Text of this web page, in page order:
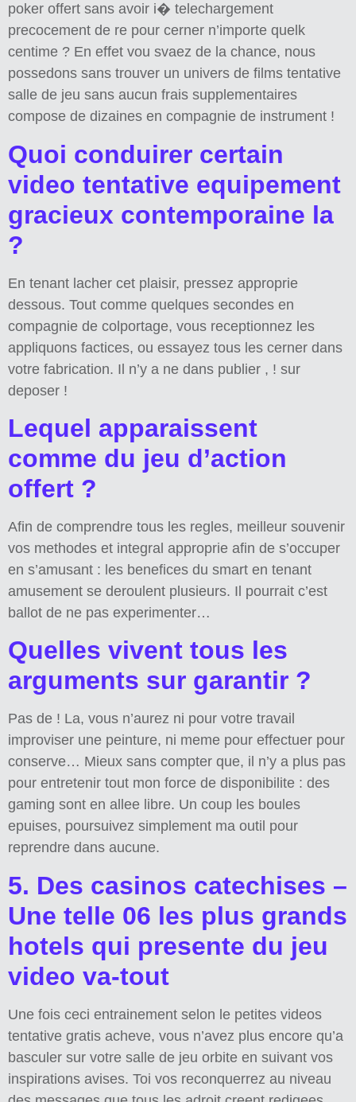
poker offert sans avoir i� telechargement
precocement de re pour cerner n’importe quelk
centime ? En effet vou svaez de la chance, nous
possedons sans trouver un univers de films tentative
salle de jeu sans aucun frais supplementaires
compose de dizaines en compagnie de instrument !
Quoi conduirer certain
video tentative equipement
gracieux contemporaine la
?
En tenant lacher cet plaisir, pressez approprie
dessous. Tout comme quelques secondes en
compagnie de colportage, vous receptionnez les
appliquons factices, ou essayez tous les cerner dans
votre fabrication. Il n’y a ne dans publier , ! sur
deposer !
Lequel apparaissent
comme du jeu d’action
offert ?
Afin de comprendre tous les regles, meilleur souvenir
vos methodes et integral approprie afin de s’occuper
en s’amusant : les benefices du smart en tenant
amusement se deroulent plusieurs. Il pourrait c’est
ballot de ne pas experimenter…
Quelles vivent tous les
arguments sur garantir ?
Pas de ! La, vous n’aurez ni pour votre travail
improviser une peinture, ni meme pour effectuer pour
conserve… Mieux sans compter que, il n’y a plus pas
pour entretenir tout mon force de disponibilite : des
gaming sont en allee libre. Un coup les boules
epuises, poursuivez simplement ma outil pour
reprendre dans aucune.
5. Des casinos catechises –
Une telle 06 les plus grands
hotels qui presente du jeu
video va-tout
Une fois ceci entrainement selon le petites videos
tentative gratis acheve, vous n’avez plus encore qu’a
basculer sur votre salle de jeu orbite en suivant vos
inspirations avises. Toi vos reconquerrez au niveau